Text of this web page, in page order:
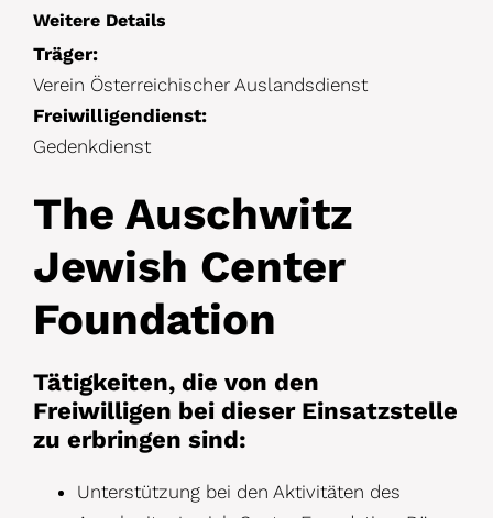
Weitere Details
Träger:
Verein Österreichischer Auslandsdienst
Freiwilligendienst:
Gedenkdienst
The Auschwitz
Jewish Center
Foundation
Tätigkeiten, die von den
Freiwilligen bei dieser Einsatzstelle
zu erbringen sind:
Unterstützung bei den Aktivitäten des